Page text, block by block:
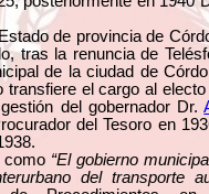
de provincia de
tras la renuncia de
de la ciudad de
transfiere el cargo al electo
del gobernador Dr.
del Tesoro en
como “El gobierno
del transporte